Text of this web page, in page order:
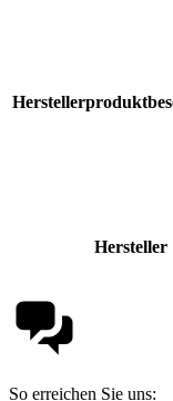
Hersteller
So erreichen Sie uns: